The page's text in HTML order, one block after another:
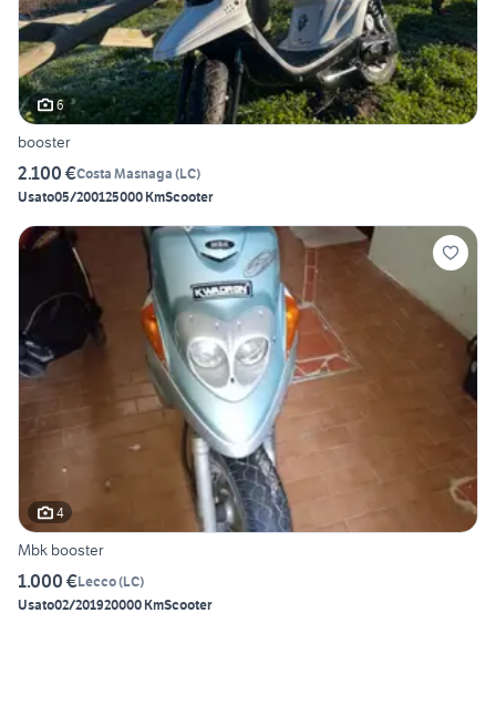
6
booster
2.100 €Costa Masnaga (LC)
Usato05/200125000 KmScooter
4
Mbk booster
1.000 €Lecco(LC)
Usato02/201920000 KmScooter